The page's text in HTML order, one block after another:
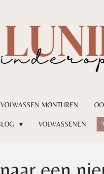
MONTUREN
VOLWASSENEN
een